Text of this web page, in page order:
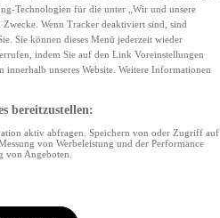
Technologien für die unter „Wir und unsere
Wenn Tracker deaktiviert sind, sind
Sie können dieses Menü jederzeit wieder
indem Sie auf den Link Voreinstellungen
unseres Website. Weitere Informationen
bereitzustellen:
aktiv abfragen. Speichern von oder Zugriff auf
von Werbeleistung und der Performance
von Angeboten.